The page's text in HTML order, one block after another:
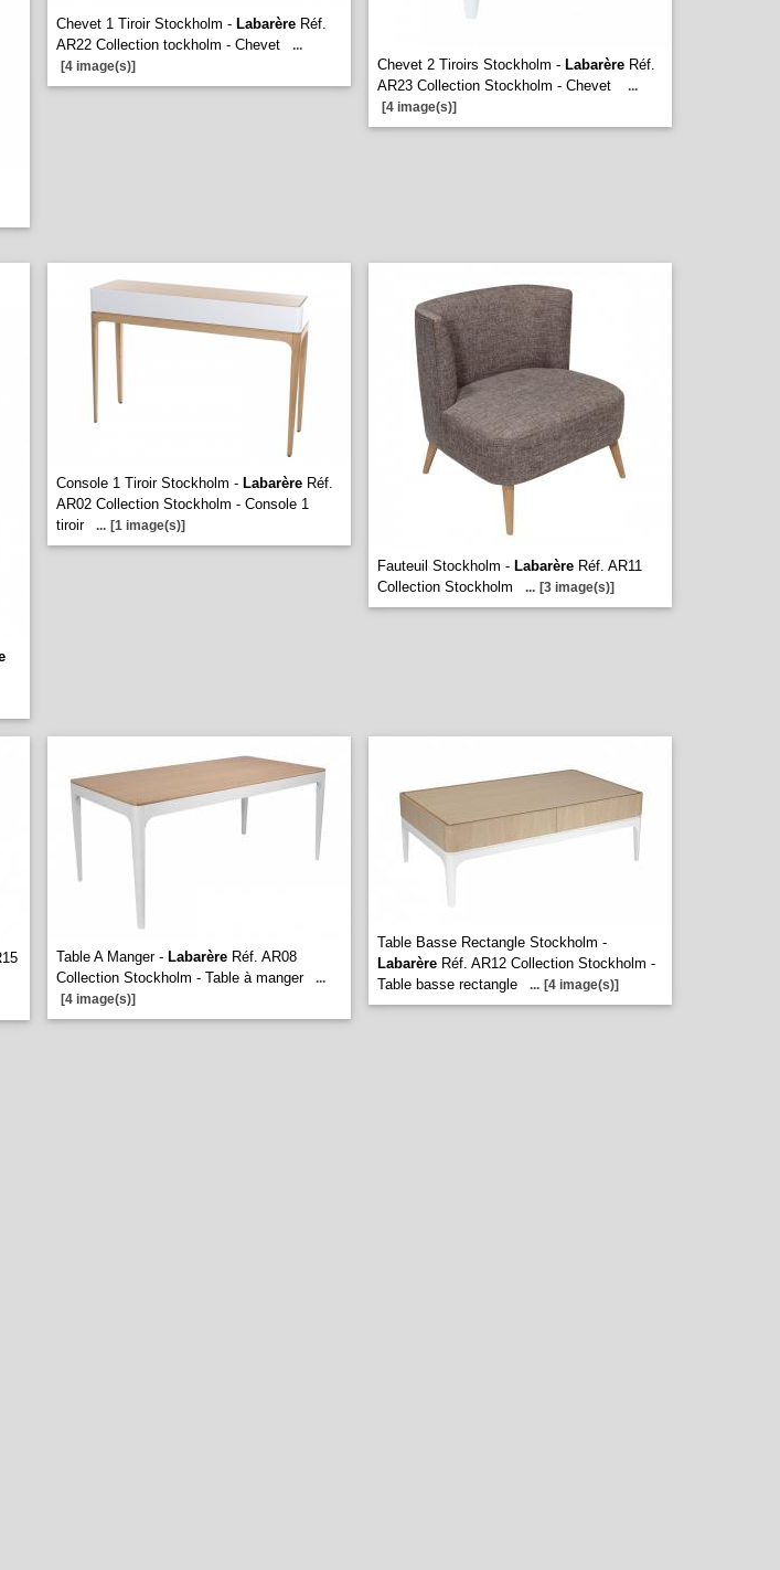
Chevet 1 Tiroir Stockholm - Labarère Réf.
AR22 Collection tockholm - Chevet
...
[4 image(s)]
Chevet 2 Tiroirs Stockholm - Labarère Réf.
AR23 Collection Stockholm - Chevet
...
[4 image(s)]
Console 1 Tiroir Stockholm - Labarère Réf.
AR02 Collection Stockholm - Console 1
tiroir
... [1 image(s)]
Fauteuil Stockholm - Labarère Réf. AR11
Collection Stockholm
... [3 image(s)]
Table A Manger - Labarère Réf. AR08
Collection Stockholm - Table à manger
...
[4 image(s)]
Table Basse Rectangle Stockholm -
Labarère Réf. AR12 Collection Stockholm -
Table basse rectangle
... [4 image(s)]